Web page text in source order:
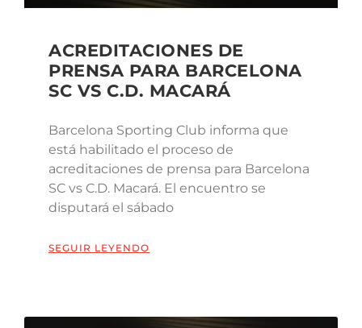
ACREDITACIONES DE
PRENSA PARA BARCELONA
SC VS C.D. MACARÁ
Barcelona Sporting Club informa que
está habilitado el proceso de
acreditaciones de prensa para Barcelona
SC vs C.D. Macará. El encuentro se
disputará el sábado
SEGUIR LEYENDO